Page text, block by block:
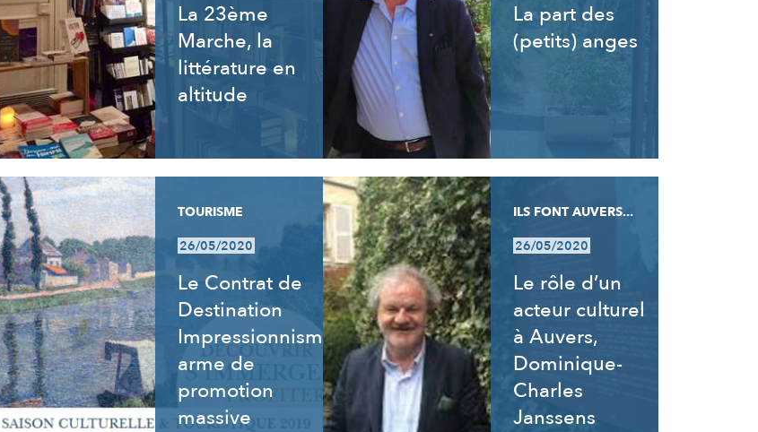
La 23ème
Marche, la
littérature en
altitude
La part des
(petits) anges
TOURISME
26/05/2020
Le Contrat de
Destination
Impressionnisme,
arme de
promotion
massive
ILS FONT AUVERS...
26/05/2020
Le rôle d’un
acteur culturel
à Auvers,
Dominique-
Charles
Janssens